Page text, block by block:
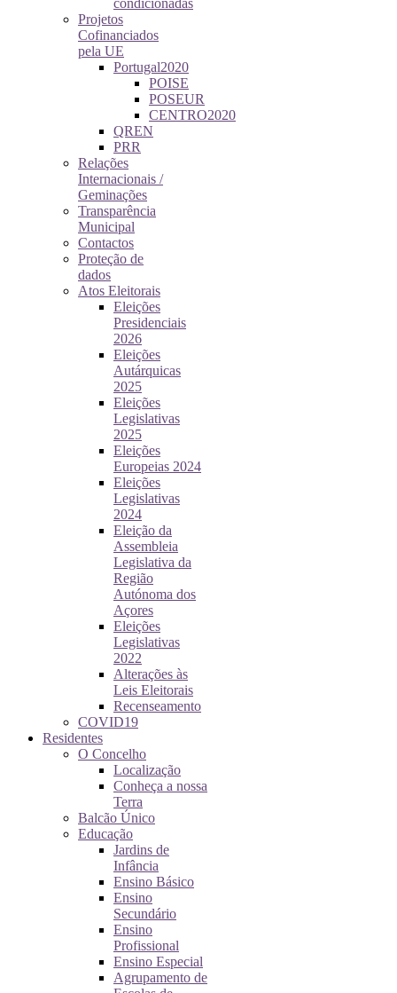
condicionadas
Projetos
Cofinanciados
pela UE
Portugal2020
POISE
POSEUR
CENTRO2020
QREN
PRR
Relações
Internacionais /
Geminações
Transparência
Municipal
Contactos
Proteção de
dados
Atos Eleitorais
Eleições
Presidenciais
2026
Eleições
Autárquicas
2025
Eleições
Legislativas
2025
Eleições
Europeias 2024
Eleições
Legislativas
2024
Eleição da
Assembleia
Legislativa da
Região
Autónoma dos
Açores
Eleições
Legislativas
2022
Alterações às
Leis Eleitorais
Recenseamento
COVID19
Residentes
O Concelho
Localização
Conheça a nossa
Terra
Balcão Único
Educação
Jardins de
Infância
Ensino Básico
Ensino
Secundário
Ensino
Profissional
Ensino Especial
Agrupamento de